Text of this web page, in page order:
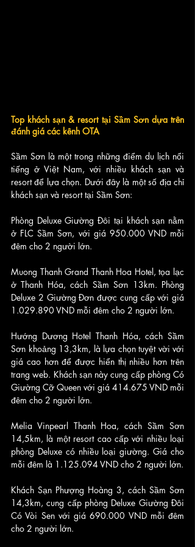
Top khách sạn & resort tại Sầm Sơn dựa trên
đánh giá các kênh OTA
Sầm Sơn là một trong những điểm du lịch nổi
tiếng ở Việt Nam, với nhiều khách sạn và
resort để lựa chọn. Dưới đây là một số địa chỉ
khách sạn và resort tại Sầm Sơn:
Phòng Deluxe Giường Đôi tại khách sạn nằm
ở FLC Sầm Sơn, với giá 950.000 VND mỗi
đêm cho 2 người lớn.
Muong Thanh Grand Thanh Hoa Hotel, tọa lạc
ở Thanh Hóa, cách Sầm Sơn 13km. Phòng
Deluxe 2 Giường Đơn được cung cấp với giá
1.029.890 VND mỗi đêm cho 2 người lớn.
Hướng Dương Hotel Thanh Hóa, cách Sầm
Sơn khoảng 13,3km, là lựa chọn tuyệt vời với
giá cao hơn để được hiển thị nhiều hơn trên
trang web. Khách sạn này cung cấp phòng Có
Giường Cỡ Queen với giá 414.675 VND mỗi
đêm cho 2 người lớn.
Melia Vinpearl Thanh Hoa, cách Sầm Sơn
14,5km, là một resort cao cấp với nhiều loại
phòng Deluxe có nhiều loại giường. Giá cho
mỗi đêm là 1.125.094 VND cho 2 người lớn.
Khách Sạn Phượng Hoàng 3, cách Sầm Sơn
14,3km, cung cấp phòng Deluxe Giường Đôi
Có Vòi Sen với giá 690.000 VND mỗi đêm
cho 2 người lớn.